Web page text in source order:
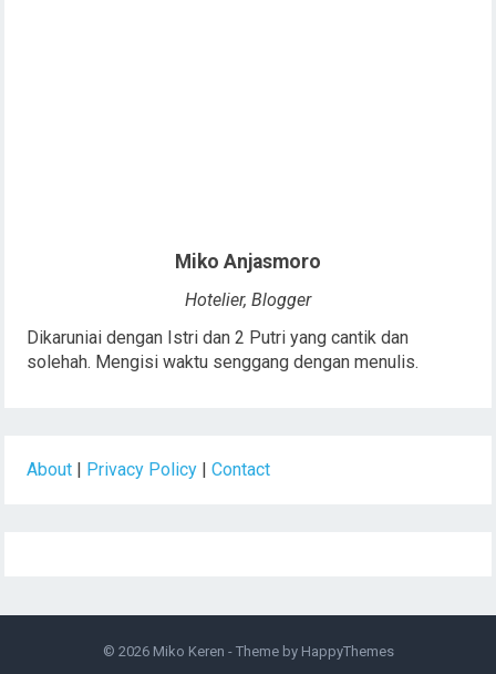
Miko Anjasmoro
Hotelier, Blogger
Dikaruniai dengan Istri dan 2 Putri yang cantik dan
solehah. Mengisi waktu senggang dengan menulis.
About Privacy Policy |Contact
© 2026 Miko Keren - Theme by HappyThemes